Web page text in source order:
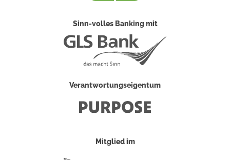
Sinn-volles Banking mit
Verantwortungseigentum
Mitglied im